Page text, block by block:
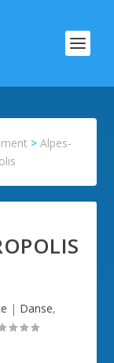
>Alpes-
| Danse,